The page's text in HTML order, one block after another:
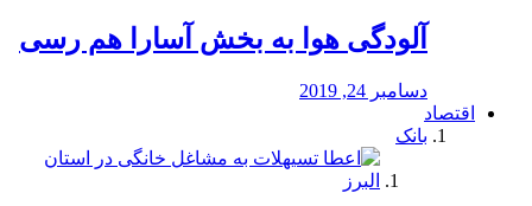
آلودگی هوا به بخش آسارا هم رسی
دسامبر 24, 2019
اقتصاد
بانک